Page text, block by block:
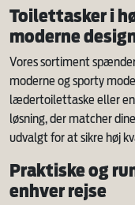
Toilettasker i
moderne
Vores sortiment
moderne og sporty
lædertoilettaske eller en
løsning, der matcher
udvalgt for at sikre høj
Praktiske og
enhver rejse